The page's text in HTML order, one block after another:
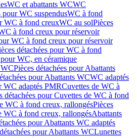
WC et abattants WCWC
pour WC suspendusWC à fond
WC à fond creuxWC au solPièces
à fond creux pour réservoir
WC à fond creux pour réservoir
détachées pour WC à fond
WC, en céramique
Pièces détachées pour Abattants
pour Abattants WCWC adaptés
WC adaptés PMRCuvettes de WC à
détachées pour Cuvettes de WC à fond
WC à fond creux, rallongésPièces
WC à fond creux, rallongésAbattants
pour Abattants WC adaptés
pour Abattants WCLunettes